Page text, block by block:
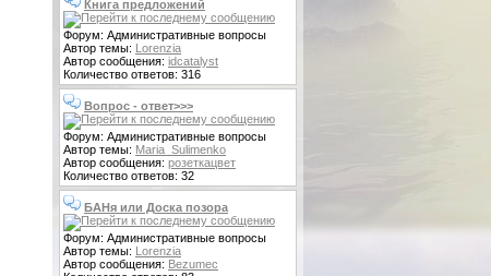
Книга предложений
Форум: Административные вопросы
Автор темы: Lorenzia
Автор сообщения: idcatalyst
Количество ответов: 316
Вопрос - ответ>>>
Форум: Административные вопросы
Автор темы: Maria_Sulimenko
Автор сообщения: розеткацвет
Количество ответов: 32
БАНя или Доска позора
Форум: Административные вопросы
Автор темы: Lorenzia
Автор сообщения: Bezumec